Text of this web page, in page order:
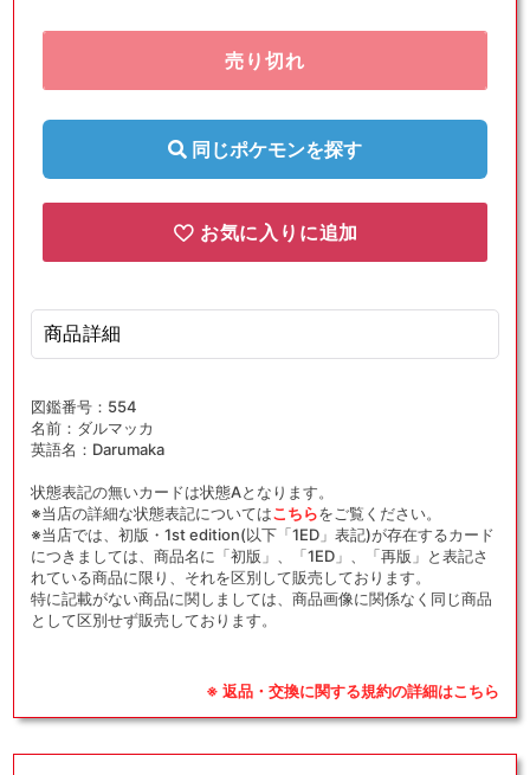
く
売り切れ
同じポケモンを探す
お気に入りに追加
商品詳細
図鑑番号：554
名前：ダルマッカ
英語名：Darumaka
状態表記の無いカードは状態Aとなります。
※当店の詳細な状態表記についてはこちらをご覧ください。
※当店では、初版・1st edition(以下「1ED」表記)が存在するカード
につきましては、商品名に「初版」、「1ED」、「再版」と表記さ
れている商品に限り、それを区別して販売しております。
特に記載がない商品に関しましては、商品画像に関係なく同じ商品
として区別せず販売しております。
※ 返品・交換に関する規約の詳細はこちら